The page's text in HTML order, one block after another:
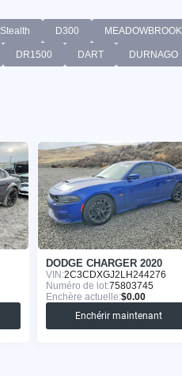
Stealth D300 MEADOWBROOK
DR1500 DART DURNAGO
DODGE CHARGER 2020
VIN:2C3CDXGJ2LH244276
Numéro de lot:75803745
Enchère actuelle:$0.00
Enchérir maintenant